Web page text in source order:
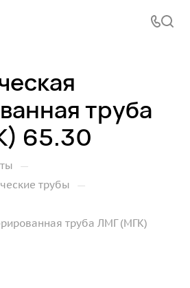
труба
65.30
—
трубы —
труба ЛМГ (МГК)